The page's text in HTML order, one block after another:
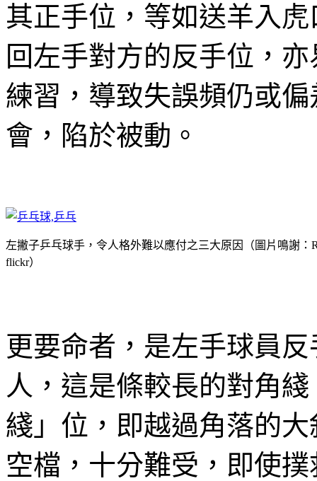
其正手位，等如送羊入
回左手對方的反手位，
練習，導致失誤頻仍或
會，陷於被動。
左撇子乒乓球手，令人格外難以應付之三大原因（圖片鳴謝：
flickr）
更要命者，是左手球員
人，這是條較長的對角
綫」位，即越過角落的
空檔，十分難受，即使